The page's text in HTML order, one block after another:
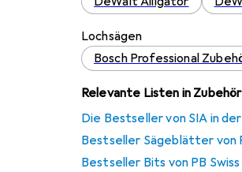
Lochsägen
Bosch Professional
Relevante Listen in
Die Bestseller von SIA in
Bestseller Sägeblätter von
Bestseller Bits von PB Swiss